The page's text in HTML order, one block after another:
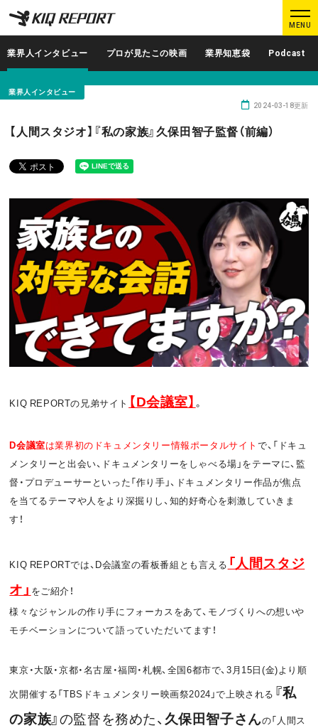
K
I
Q
R
P
R
MENU
K
I
Q
R
P
R
ログイン 新規登録
MAIN CONTENTS
プロが見たこの映画 業界知恵袋
Podcast データでヒット予報
KIQ REPORTとは? 運営会社
お問い合わせ 利用規約
T
w
t
e
r
F
a
e
o
P
o
c
s
業界人インタビュー プロが見たこの映画 業界知恵袋 Podcast
業界人インタビュー
【人間スタジオ】『私の家族』久保田智子監督（前編）
2024-03-18更新
KIQ REPORTの兄弟サイト 【D会議室】 。
D会議室は業界初のドキュメンタリー情報ポータルサイトで、「ドキュ
メンタリーと出会い、ドキュメンタリーをしゃべる場」をテーマに、監
督・プロデューサーといった「作り手」、ドキュメンタリー作品が焦点
を当てるテーマや人をより深掘りし、知的好奇心を刺激していきま
す！
KIQ REPORTでは、D会議室の看板番組とも言える 「人間スタジ
オ 」 をご紹介！
様々なジャンルの作り手にフォーカスをあて、モノづくりへの想いや
モチベーションについて語っていただいてます！
東京・大阪・京都・名古屋・福岡・札幌、全国6都市で、3月15日(金)より順
次開催する「TBSドキュメンタリー映画祭2024」で上映される 『私
の家族』の監督を務めた、 久保田智子さんの「人間ス